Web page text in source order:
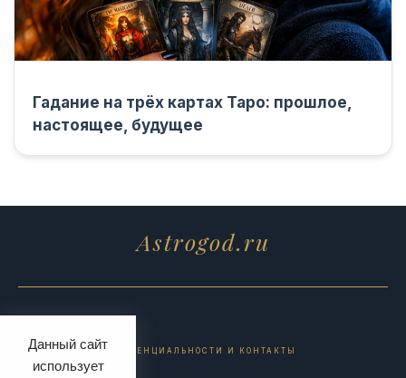
Данный сайт
использует
Гадание на трёх картах Таро: прошлое,
настоящее, будущее
Astrogod.ru
ПОЛИТИКА КОНФИДЕНЦИАЛЬНОСТИ И КОНТАКТЫ